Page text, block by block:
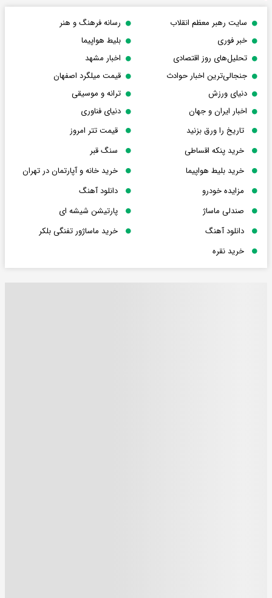
سایت رهبر معظم انقلاب
رسانه فرهنگ و هنر
خبر فوری
بلیط هواپیما
تحلیل‌های روز اقتصادی
اخبار مشهد
جنجالی‌ترین اخبار حوادث
قیمت میلگرد اصفهان
دنیای ورزش
ترانه و موسیقی
اخبار ایران و جهان
دنیای فناوری
تاریخ را ورق بزنید
قیمت تتر امروز
خرید پنکه اقساطی
سنگ قبر
خرید بلیط هواپیما
خرید خانه و آپارتمان در تهران
مزایده خودرو
دانلود آهنگ
صندلی ماساژ
پارتیشن شیشه ای
دانلود آهنگ
خرید ماساژور تفنگی بلکر
خرید نقره